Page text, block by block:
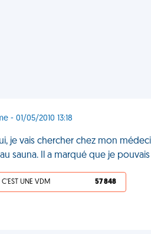
- 01/05/2010 13:18
je vais chercher chez mon
sauna. Il a marqué que je
C'EST UNE VDM 57 848